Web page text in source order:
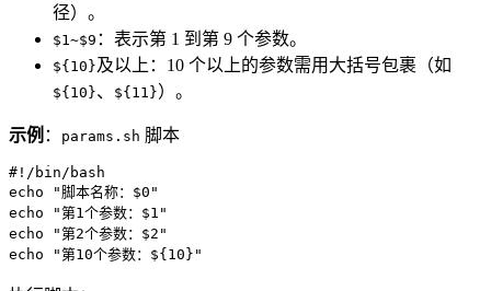
径）。
$1~$9 ：表示第 1 到第 9 个参数。
${10}及以上：10 个以上的参数需用大括号包裹（如
${10}、 ${11}）。
示例 ： params.sh 脚本
#!/bin/bash
echo
"脚本名称： $0 "
echo
"第1个参数： $1 "
echo
"第2个参数： $2 "
echo
"第10个参数： ${10} "